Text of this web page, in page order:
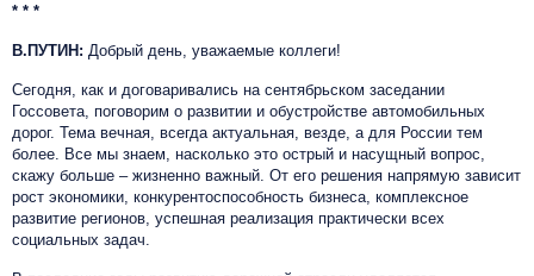
* * *
В.ПУТИН: Добрый день, уважаемые коллеги!
Сегодня, как и договаривались на сентябрьском заседании
Госсовета, поговорим о развитии и обустройстве автомобильных
дорог. Тема вечная, всегда актуальная, везде, а для России тем
более. Все мы знаем, насколько это острый и насущный вопрос,
скажу больше – жизненно важный. От его решения напрямую зависит
рост экономики, конкурентоспособность бизнеса, комплексное
развитие регионов, успешная реализация практически всех
социальных задач.